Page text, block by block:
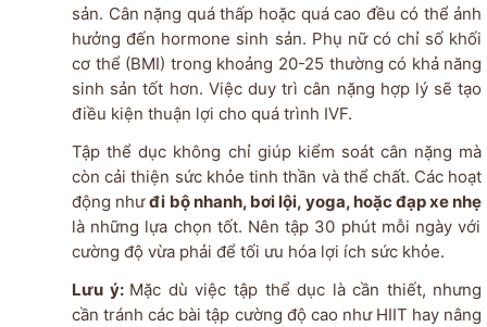
sản. Cân nặng quá thấp hoặc quá cao đều có thể ảnh
hưởng đến hormone sinh sản. Phụ nữ có chỉ số khối
cơ thể (BMI) trong khoảng 20-25 thường có khả năng
sinh sản tốt hơn. Việc duy trì cân nặng hợp lý sẽ tạo
điều kiện thuận lợi cho quá trình IVF.
Tập thể dục không chỉ giúp kiểm soát cân nặng mà
còn cải thiện sức khỏe tinh thần và thể chất. Các hoạt
động nhưđi bộ nhanh, bơi lội, yoga, hoặc đạp xe nhẹ
là những lựa chọn tốt. Nên tập 30 phút mỗi ngày với
cường độ vừa phải để tối ưu hóa lợi ích sức khỏe.
Lưu ý: Mặc dù việc tập thể dục là cần thiết, nhưng
cần tránh các bài tập cường độ cao như HIIT hay nâng